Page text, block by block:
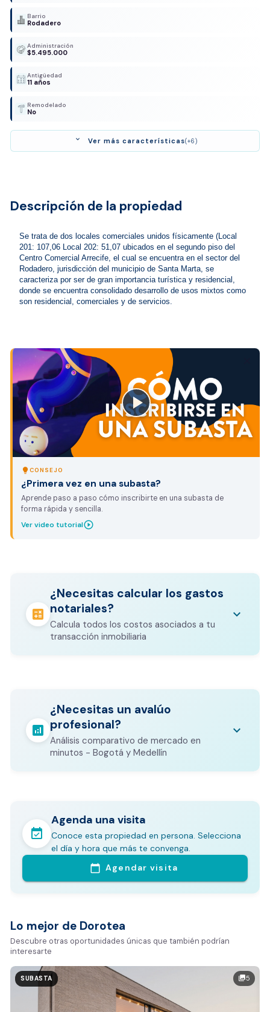
Barrio
Rodadero
Administración
$5.495.000
Antigüedad
11 años
Remodelado
No
expand_more Ver más características(+6)
Descripción de la propiedad
Se trata de dos locales comerciales unidos físicamente (Local
201: 107,06 Local 202: 51,07 ubicados en el segundo piso del
Centro Comercial Arrecife, el cual se encuentra en el sector del
Rodadero, jurisdicción del municipio de Santa Marta, se
caracteriza por ser de gran importancia turística y residencial,
donde se encuentra consolidado desarrollo de usos mixtos como
son residencial, comerciales y de servicios.
lightbulb CONSEJO
¿Primera vez en una subasta?
Aprende paso a paso cómo inscribirte en una subasta de
forma rápida y sencilla.
Ver video tutorialplay_circle_outline
calculate
¿Necesitas calcular los gastos
notariales?
Calcula todos los costos asociados a tu
transacción inmobiliaria
keyboard_arrow_down
Los gastos notariales incluyen
otros costos legales que varían según el
valor del inmueble.
CALCULADORA DE GASTOS NOTARIALES
analytics
¿Necesitas un avalúo
profesional?
Análisis comparativo de mercado en
minutos - Bogotá y Medellín
keyboard_arrow_down
En pocos minutos avalúa con este Análisis
Comparativo de Mercado (inicialmente
Bogotá y Medellín)
Análisis basado en datos reales:
Tiempo promedio de venta en la zona
Rango de precios de arriendo en el sector
Valor exclusivo para clientes de Dorotea:
20.000 COP
event_available
Agenda una visita
Conoce esta propiedad en persona. Selecciona
el día y hora que más te convenga.
calendar_today Agendar visita
Lo mejor de Dorotea
Descubre otras oportunidades únicas que también podrían
interesarte
photo_library5
SUBASTA